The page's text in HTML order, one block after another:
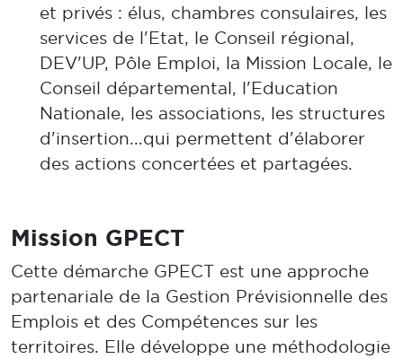
et privés : élus, chambres consulaires, les
services de l'Etat, le Conseil régional,
DEV'UP, Pôle Emploi, la Mission Locale, le
Conseil départemental, l'Education
Nationale, les associations, les structures
d'insertion...qui permettent d'élaborer
des actions concertées et partagées.
Mission GPECT
Cette démarche GPECT est une approche
partenariale de la Gestion Prévisionnelle des
Emplois et des Compétences sur les
territoires. Elle développe une méthodologie